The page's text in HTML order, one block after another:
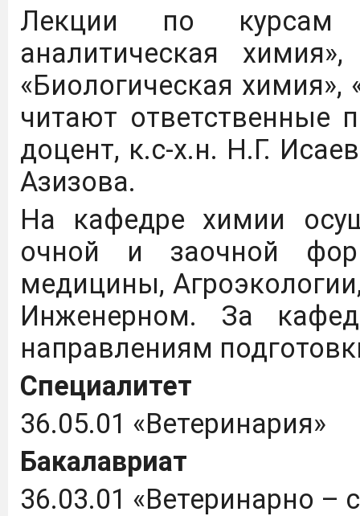
Лекции по курсам
аналитическая
«Биологическая
читают
доцент, к.с-х.н. Н.Г.
Азизова.
На кафедре химии
очной и заочной
медицины,
Инженерном. За
направлениям
Специалитет
36.05.01 «Ветеринария»
Бакалавриат
36.03.01 «Ветеринарно –